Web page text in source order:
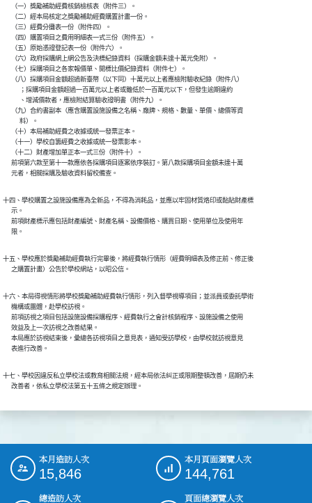
      （一）獎勵補助經費核銷檢核表（附件三）。
      （二）經本局核定之獎勵補助經費購置計畫一份。
      （三）經費分攤表一份（附件四）。
      （四）購置項目之費用明細表一式三份（附件五）。
      （五）原始憑證登記表一份（附件六）。
      （六）政府採購網上網公告及決標紀錄資料（採購金額未達十萬元免附）。
      （七）採購項目之各家報價單、開標比價紀錄資料（附件七）。
      （八）採購項目金額超過新臺幣（以下同）十萬元以上者應檢附驗收紀錄（附件八）
            ；採購項目金額超過一百萬元以上者或雖低於一百萬元以下，但發生逾期違約
            、增減價款者，應檢附結算驗收證明書（附件九）。
      （九）合約書副本（應含購置設施設備之名稱、廠牌、規格、數量、單價、總價等資
            料）。
      （十）本局補助經費之收據或統一發票正本。
      （十一）學校自籌經費之收據或統一發票影本。
      （十二）財產增加單正本一式三份（附件十）。
      前項第六款至第十一款應依各採購項目逐案依序裝訂。第八款採購項目金額未達十萬
      元者，相關採購及驗收資料留校備查。
十四、學校購置之設施設備應為全新品，不得為消耗品，並應以牢固材質烙印或黏貼財產標
      示。
      前項財產標示應包括財產編號、財產名稱、設備價格、購買日期、使用單位及使用年
      限。
十五、學校應於獎勵補助經費執行完畢後，將經費執行情形（經費明細表及修正前、修正後
      之購置計畫）公告於學校網站，以昭公信。
十六、本局得視情形將學校獎勵補助經費執行情形，列入督學視導項目；並派員或委託學術
      機構或團體，赴學校訪視。
      前項訪視之項目包括設施設備採購程序、經費執行之會計核銷程序、設施設備之使用
      效益及上一次訪視之改善結果。
      本局應於訪視結束後，彙總各訪視項目之意見表，通知受訪學校，由學校就訪視意見
      表進行改善。
十七、學校因違反私立學校法或教育相關法規，經本局依法糾正或限期整頓改善，屆期仍未
      改善者，依私立學校法第五十五條之規定辦理。
::: 本月造訪人次
15,846
本月頁面瀏覽人次
144,761
總造訪人次
頁面總瀏覽人次